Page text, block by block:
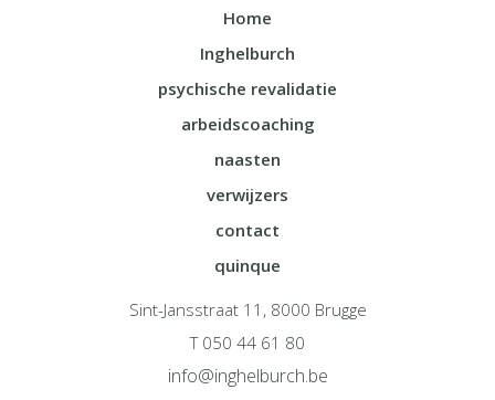
Home
Inghelburch
psychische revalidatie
arbeidscoaching
naasten
verwijzers
contact
quinque
Sint-Jansstraat 11, 8000 Brugge
T 050 44 61 80
info@inghelburch.be